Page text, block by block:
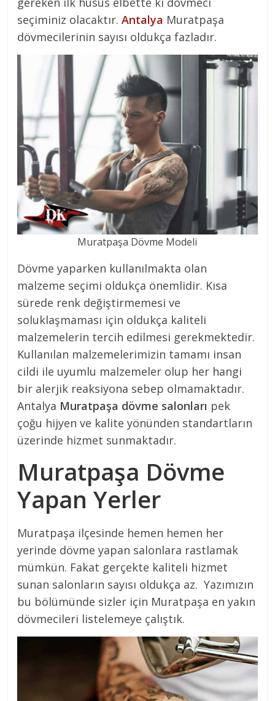
seçiminiz olacaktır.Antalya Muratpaşa
dövmecilerinin sayısı oldukça fazladır.
Muratpaşa Dövme Modeli
Dövme yaparken kullanılmakta olan
malzeme seçimi oldukça önemlidir. Kısa
sürede renk değiştirmemesi ve
soluklaşmaması için oldukça kaliteli
malzemelerin tercih edilmesi gerekmektedir.
Kullanılan malzemelerimizin tamamı insan
cildi ile uyumlu malzemeler olup her hangi
bir alerjik reaksiyona sebep olmamaktadır.
Antalya Muratpaşa dövme salonları pek
çoğu hijyen ve kalite yönünden standartların
üzerinde hizmet sunmaktadır.
Muratpaşa Dövme
Yapan Yerler
Muratpaşa ilçesinde hemen hemen her
yerinde dövme yapan salonlara rastlamak
mümkün. Fakat gerçekte kaliteli hizmet
sunan salonların sayısı oldukça az. Yazımızın
bu bölümünde sizler için Muratpaşa en yakın
dövmecileri listelemeye çalıştık.